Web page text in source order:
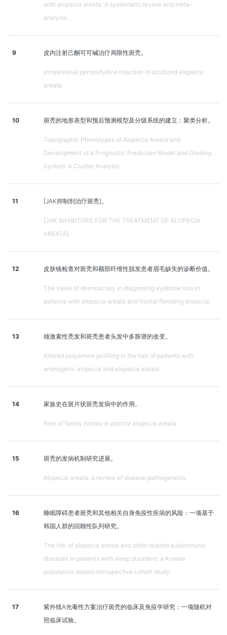
with alopecia areata: A systematic review and meta-
analysis.
9 皮内注射己酮可可碱治疗局限性斑秃。
Intralesional pentoxifylline injection in localized alopecia
areata.
10 斑秃的地形表型和预后预测模型及分级系统的建立：聚类分析。
Topographic Phenotypes of Alopecia Areata and
Development of a Prognostic Prediction Model and Grading
System: A Cluster Analysis.
11 [JAK抑制剂治疗斑秃]。
[JAK INHIBITORS FOR THE TREATMENT OF ALOPECIA
AREATA].
12 皮肤镜检查对斑秃和额部纤维性脱发患者眉毛缺失的诊断价值。
The value of dermoscopy in diagnosing eyebrow loss in
patients with alopecia areata and frontal fibrosing alopecia.
13 雄激素性秃发和斑秃患者头发中多胺谱的改变。
Altered polyamine profiling in the hair of patients with
androgenic alopecia and alopecia areata.
14 家族史在斑片状斑秃发病中的作用。
Role of family history in patchy alopecia areata.
15 斑秃的发病机制研究进展。
Alopecia areata: a review of disease pathogenesis.
16
睡眠障碍患者斑秃和其他相关自身免疫性疾病的风险：一项基于
韩国人群的回顾性队列研究。
The risk of alopecia areata and other related autoimmune
diseases in patients with sleep disorders: a Korean
population-based retrospective cohort study.
17
紫外线A光毒性方案治疗斑秃的临床及免疫学研究：一项随机对
照临床试验。